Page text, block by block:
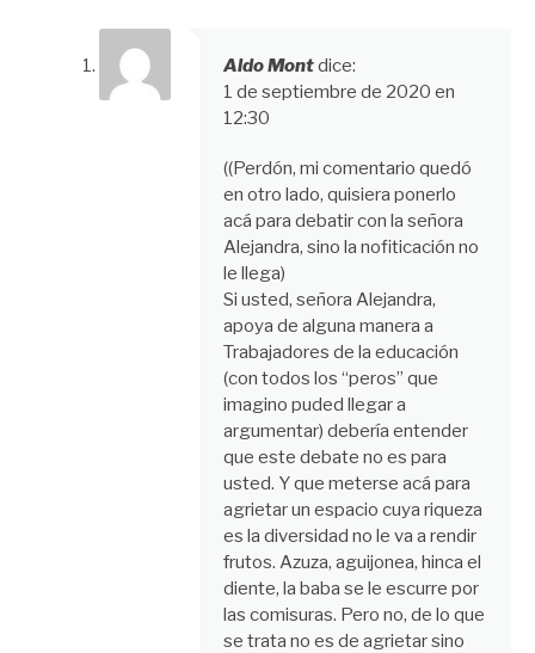
Aldo Montdice:
1 de septiembre de 2020 en
12:30
((Perdón, mi comentario quedó
en otro lado, quisiera ponerlo
acá para debatir con la señora
Alejandra, sino la nofiticación no
le llega)
Si usted, señora Alejandra,
apoya de alguna manera a
Trabajadores de la educación
(con todos los “peros” que
imagino puded llegar a
argumentar) debería entender
que este debate no es para
usted. Y que meterse acá para
agrietar un espacio cuya riqueza
es la diversidad no le va a rendir
frutos. Azuza, aguijonea, hinca el
diente, la baba se le escurre por
las comisuras. Pero no, de lo que
se trata no es de agrietar sino